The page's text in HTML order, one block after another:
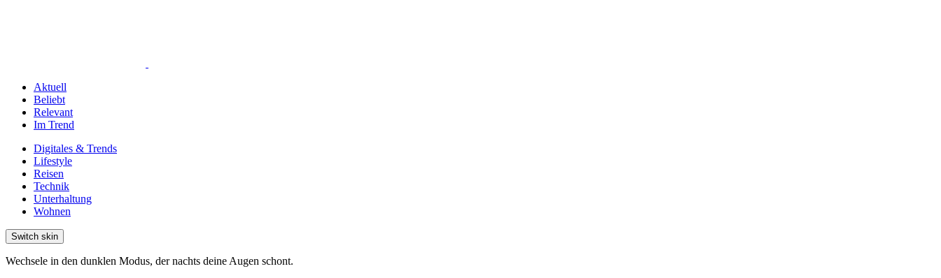
Aktuell
Beliebt
Relevant
Im Trend
Digitales & Trends
Lifestyle
Reisen
Technik
Unterhaltung
Wohnen
Switch skin
Wechsele in den dunklen Modus, der nachts deine Augen schont.